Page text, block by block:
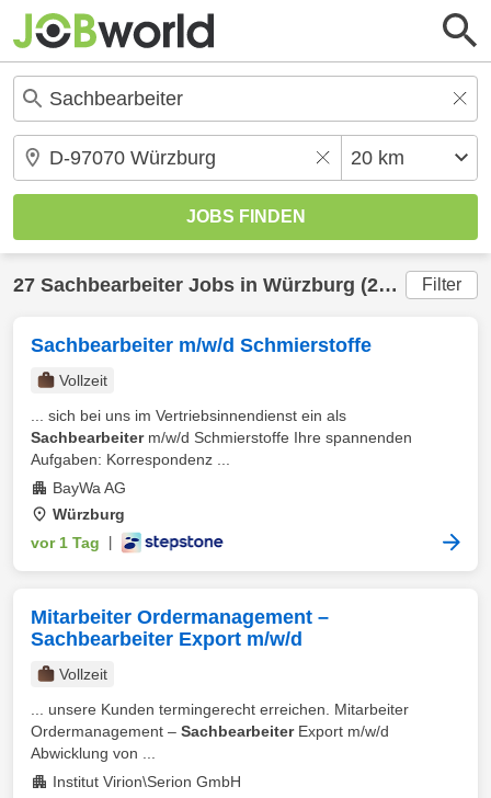
27 Sachbearbeiter Jobs in Würzburg (20 km) gefunden Filter
Sachbearbeiter m/w/d Schmierstoffe
Vollzeit
... sich bei uns im Vertriebsinnendienst ein als
Sachbearbeiterm/w/d Schmierstoffe Ihre spannenden
Aufgaben: Korrespondenz ...
BayWa AG
Würzburg
vor 1 Tag
Mitarbeiter Ordermanagement –
Sachbearbeiter Export m/w/d
Vollzeit
... unsere Kunden termingerecht erreichen. Mitarbeiter
Ordermanagement – SachbearbeiterExport m/w/d
Abwicklung von ...
Institut Virion\Serion GmbH